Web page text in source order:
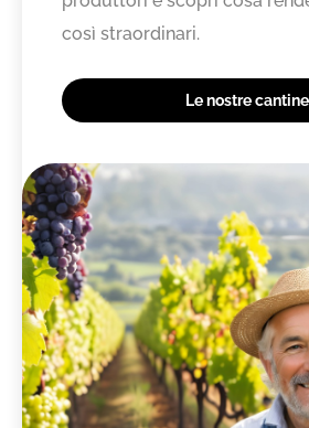
così straordinari.
Le nostre cantine